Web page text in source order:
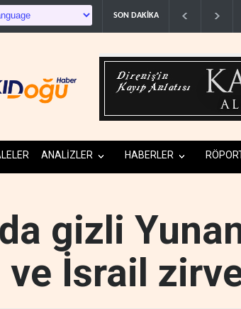
SON DAKİKA
ANALİZLER HABERLER
gizli
ve İsrail